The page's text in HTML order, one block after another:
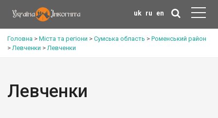
uk ru en
Головна > Міста та регіони > Сумська область > Роменський район
>Левченки >Левченки
Левченки